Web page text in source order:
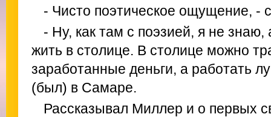
- Чисто поэтическое ощущение, -
- Ну, как там с поэзией, я не знаю,
жить в столице. В столице можно
заработанные деньги, а работать
(был) в Самаре.
Рассказывал Миллер и о первых